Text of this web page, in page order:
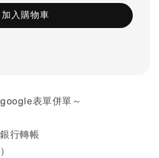
加入購物車
表單併單～
行轉帳